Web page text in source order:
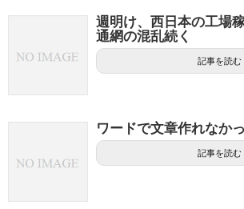
週明け、西日本の工場
通網の混乱続く
記事を読む
ワードで文章作れなか
記事を読む